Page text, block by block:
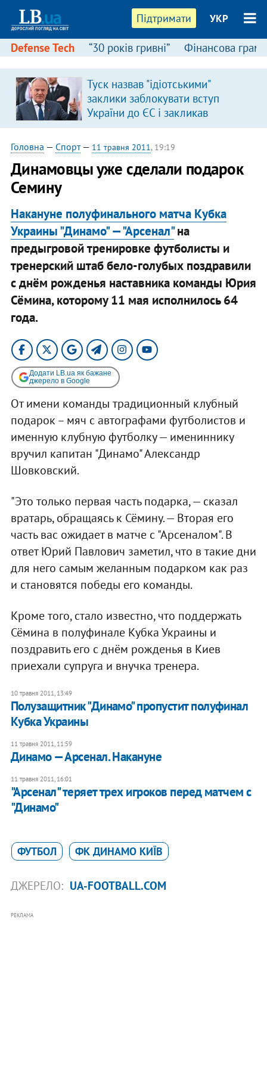
Підтримати УКР
Defense Tech “30 років гривні” Фінансова
Туск назвав "ідіотськими"
заклики заблокувати вступ
України до ЄС і закликав
припинити антиукраїнську
риторику
Головна — Спорт— 11 травня 2011, 19:19
Динамовцы уже сделали подарок
Семину
Накануне полуфинального матча Кубка
Украины "Динамо" — "Арсенал"на
предыгровой тренировке футболисты и
тренерский штаб бело-голубых поздравили
с днём рожденья наставника команды Юрия
Сёмина, которому 11 мая исполнилось 64
года.
Додати LB.ua як бажане
джерело в Google
От имени команды традиционный клубный
подарок – мяч с автографами футболистов и
именную клубную футболку — имениннику
вручил капитан "Динамо" Александр
Шовковский.
"Это только первая часть подарка, — сказал
вратарь, обращаясь к Сёмину. — Вторая его
часть вас ожидает в матче с "Арсеналом". В
ответ Юрий Павлович заметил, что в такие дни
для него самым желанным подарком как раз
и становятся победы его команды.
Кроме того, стало известно, что поддержать
Сёмина в полуфинале Кубка Украины и
поздравить его с днём рожденья в Киев
приехали супруга и внучка тренера.
10 травня 2011, 13:49
Полузащитник "Динамо" пропустит полуфинал
Кубка Украины
11 травня 2011, 11:59
Динамо — Арсенал. Накануне
11 травня 2011, 16:01
"Арсенал" теряет трех игроков перед матчем с
"Динамо"
ФУТБОЛ ФК ДИНАМО КИЇВ
ДЖЕРЕЛО: UA-FOOTBALL.COM
РЕКЛАМА